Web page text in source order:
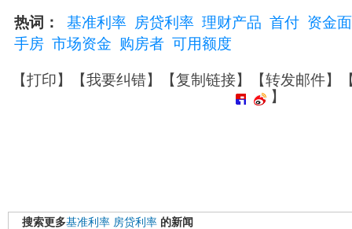
热词： 基准利率 房贷利率 理财产品 首付 资金面
手房 市场资金 购房者 可用额度
【打印】【我要纠错】【复制链接】【转发邮件】
】
搜索更多基准利率 房贷利率 的新闻